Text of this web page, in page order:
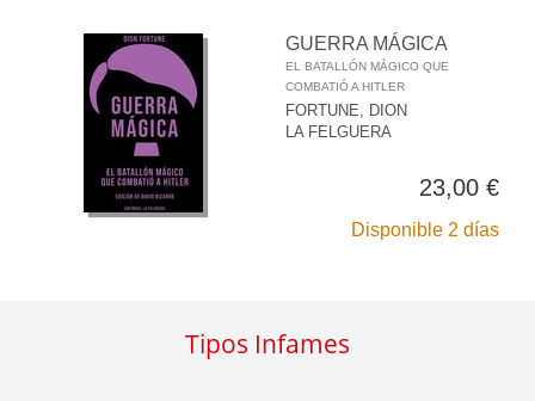
GUERRA MÁGICA
EL BATALLÓN MÁGICO QUE
COMBATIÓ A HITLER
FORTUNE, DION
LA FELGUERA
23,00 €
Disponible 2 días
Tipos Infames